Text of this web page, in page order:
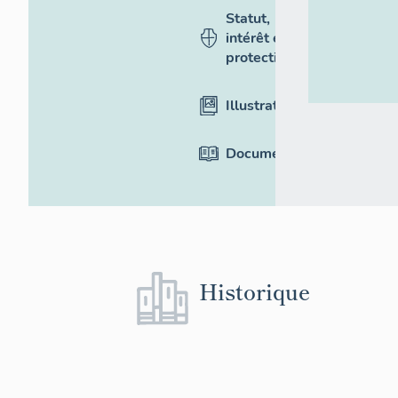
Statut,
intérêt et
protection
Illustrations
Documentation
Historique